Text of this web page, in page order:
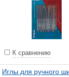
К сравнению
Иглы для ручного